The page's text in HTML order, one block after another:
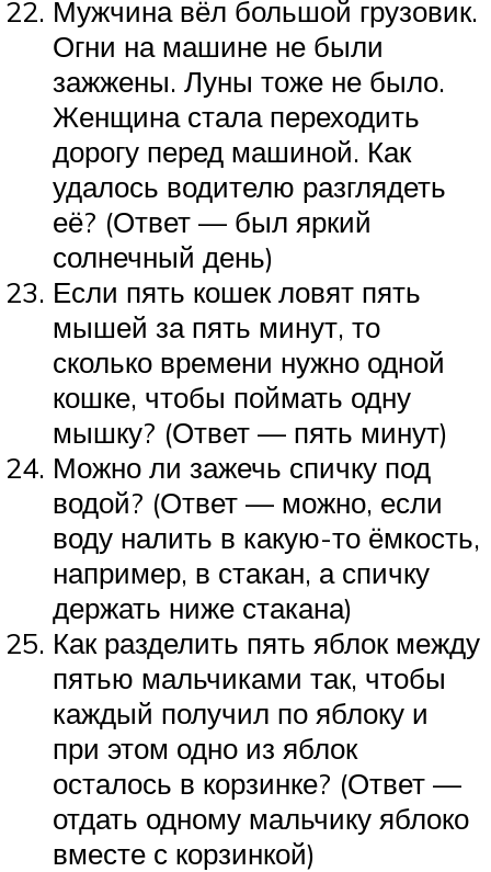
Мужчина вёл большой грузовик.
Огни на машине не были
зажжены. Луны тоже не было.
Женщина стала переходить
дорогу перед машиной. Как
удалось водителю разглядеть
её? (Ответ — был яркий
солнечный день)
Если пять кошек ловят пять
мышей за пять минут, то
сколько времени нужно одной
кошке, чтобы поймать одну
мышку? (Ответ — пять минут)
Можно ли зажечь спичку под
водой? (Ответ — можно, если
воду налить в какую-то ёмкость,
например, в стакан, а спичку
держать ниже стакана)
Как разделить пять яблок между
пятью мальчиками так, чтобы
каждый получил по яблоку и
при этом одно из яблок
осталось в корзинке? (Ответ —
отдать одному мальчику яблоко
вместе с корзинкой)